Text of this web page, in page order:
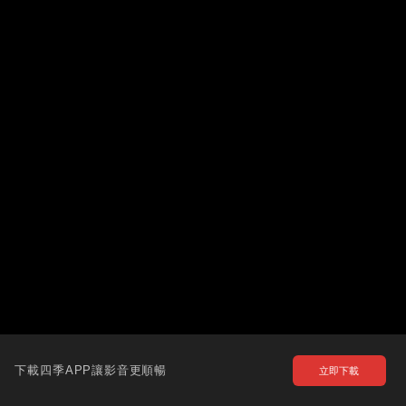
下載四季APP讓影音更順暢 立即下載